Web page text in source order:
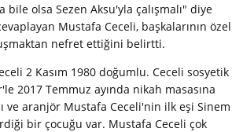
bile olsa Sezen Aksu'yla çalışmalı" diye
Mustafa Ceceli, başkalarının özel
nefret ettiğini belirtti.
2 Kasım 1980 doğumlu. Ceceli sosyetik
2017 Temmuz ayında nikah masasına
ve aranjör Mustafa Ceceli'nin ilk eşi Sinem
bir çocuğu var. Mustafa Ceceli çok